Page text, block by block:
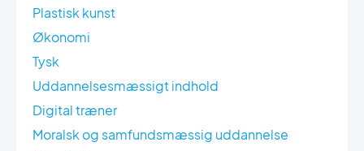
Plastisk kunst
Økonomi
Tysk
Uddannelsesmæssigt indhold
Digital træner
Moralsk og samfundsmæssig uddannelse